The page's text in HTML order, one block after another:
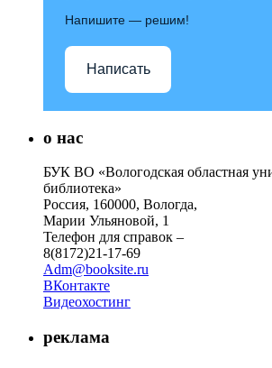
Напишите — решим!
Написать
о нас
БУК ВО «Вологодская областная
библиотека»
Россия, 160000, Вологда,
Марии Ульяновой, 1
Телефон для справок –
8(8172)21-17-69
Adm@booksite.ru
ВКонтакте
Видеохостинг
реклама